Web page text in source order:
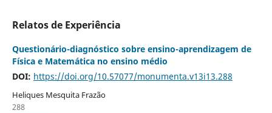
Relatos de Experiência
Questionário-diagnóstico sobre ensino-aprendizagem de
Física e Matemática no ensino médio
DOI: https://doi.org/10.57077/monumenta.v13i13.288
Heliques Mesquita Frazão
288